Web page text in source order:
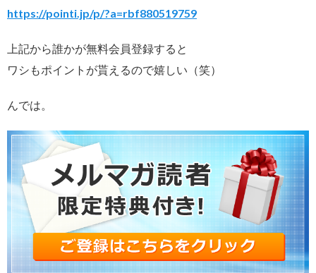
https://pointi.jp/p/?a=rbf880519759
上記から誰かが無料会員登録すると
ワシもポイントが貰えるので嬉しい（笑）
んでは。